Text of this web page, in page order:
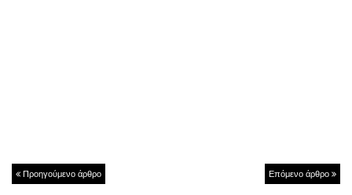
Προηγούμενο άρθρο Επόμενο άρθρο